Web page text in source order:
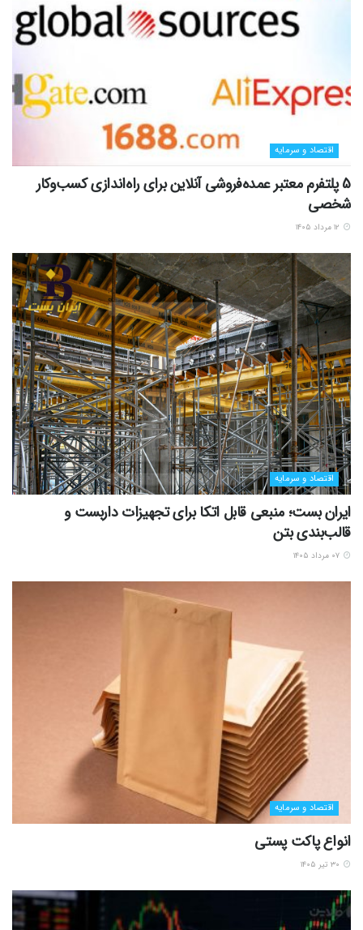
اقتصاد و سرمایه
5 پلتفرم معتبر عمده‌فروشی آنلاین برای راه‌اندازی کسب‌وکار
شخصی
اقتصاد و سرمایه
ایران بست؛ منبعی قابل اتکا برای تجهیزات داربست و
قالب‌بندی بتن
اقتصاد و سرمایه
انواع پاکت پستی